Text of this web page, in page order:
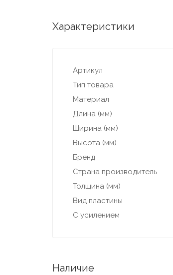
Характеристики
Артикул
Тип товара
Материал
Длина (мм)
Ширина (мм)
Высота (мм)
Бренд
Страна производитель
Толщина (мм)
Вид пластины
С усилением
Наличие